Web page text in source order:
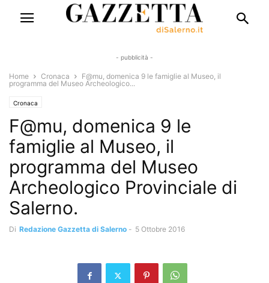
- pubblicità -
Home Cronaca
F@mu, domenica 9 le famiglie al Museo, il
programma del Museo Archeologico...
Cronaca
F@mu, domenica 9 le
famiglie al Museo, il
programma del Museo
Archeologico Provinciale di
Salerno.
Di Redazione Gazzetta di Salerno - 5 Ottobre 2016